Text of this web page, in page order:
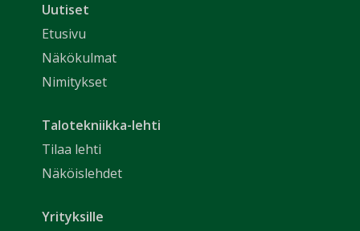
Uutiset
Etusivu
Näkökulmat
Nimitykset
Talotekniikka-lehti
Tilaa lehti
Näköislehdet
Yrityksille